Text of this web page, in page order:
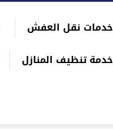
خدمات نقل العفش
خدمة تنظيف المنازل